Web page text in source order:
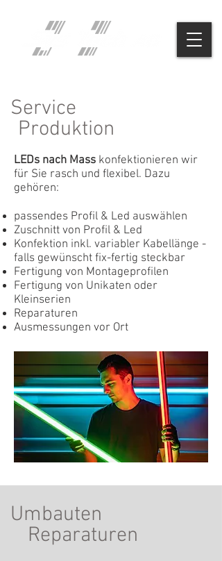
Service
Produktion
LEDs nach Mass konfektionieren wir
für Sie rasch und flexibel. Dazu
gehören:
passendes Profil & Led auswählen
Zuschnitt von Profil & Led
Konfektion inkl. variabler Kabellänge -
falls gewünscht fix-fertig steckbar
Fertigung von Montageprofilen
Fertigung von Unikaten oder
Kleinserien
Reparaturen
Ausmessungen vor Ort
Umbauten
Reparaturen